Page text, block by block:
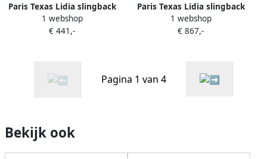
Paris Texas Lidia slingback
pumps met puntige neus
Beige
1 webshop
€ 441,-
Paris Texas Lidia slingback
pumps Zwart
1 webshop
€ 867,-
Pagina 1 van 4
Bekijk ook